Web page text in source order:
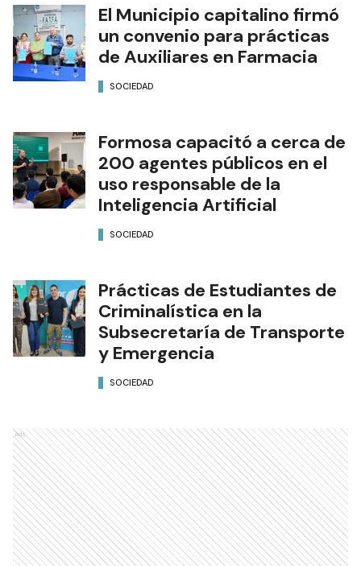
El Municipio capitalino firmó
un convenio para prácticas
de Auxiliares en Farmacia
SOCIEDAD
Formosa capacitó a cerca de
200 agentes públicos en el
uso responsable de la
Inteligencia Artificial
SOCIEDAD
Prácticas de Estudiantes de
Criminalística en la
Subsecretaría de Transporte
y Emergencia
SOCIEDAD
Ads